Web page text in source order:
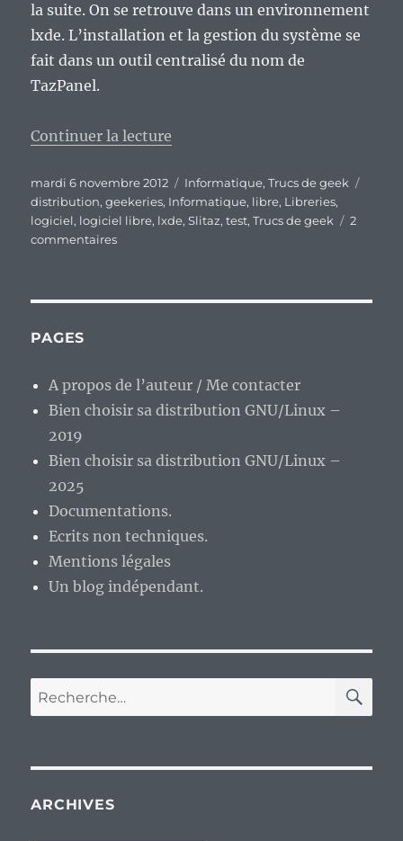
la suite. On se retrouve dans un environnement
lxde. L’installation et la gestion du système se
fait dans un outil centralisé du nom de
TazPanel.
Continuer la lecture
Publié
le
mardi 6 novembre 2012 Catégories
Informatique,Trucs de geek
distribution,geekeries, Informatique, libre, Libreries,
logiciel, logiciel libre, lxde,Slitaz,test,Trucs de geek
2
commentairessur
de
qualité.
PAGES
A propos de l’auteur / Me contacter
Bien choisir sa distribution GNU/Linux –
2019
Bien choisir sa distribution GNU/Linux –
2025
Documentations.
Ecrits non techniques.
Mentions légales
Un blog indépendant.
Recherche
pour :
ARCHIVES